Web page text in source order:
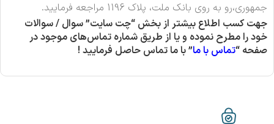
جمهوری،رو به روی بانک ملت، پلاک 1196 مراجعه فرمایید.
جهت کسب اطلاع بیشتر از بخش “چت سایت” سوال / سوالات
خود را مطرح نموده و یا از طریق شماره تماس‌های موجود در
صفحه “تماس با ما” با ما تماس حاصل فرمایید !